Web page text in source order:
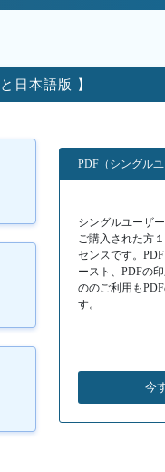
日本語版 】
PDF（シングル
シングルユーザ
ご購入された方
センスです。
ースト、PDFの
ののご利用も
す。
今